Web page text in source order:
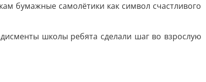
бумажные самолётики как символ счастливого
школы ребята сделали шаг во взрослую